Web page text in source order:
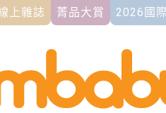
上雜誌 菁品大賞 2026國